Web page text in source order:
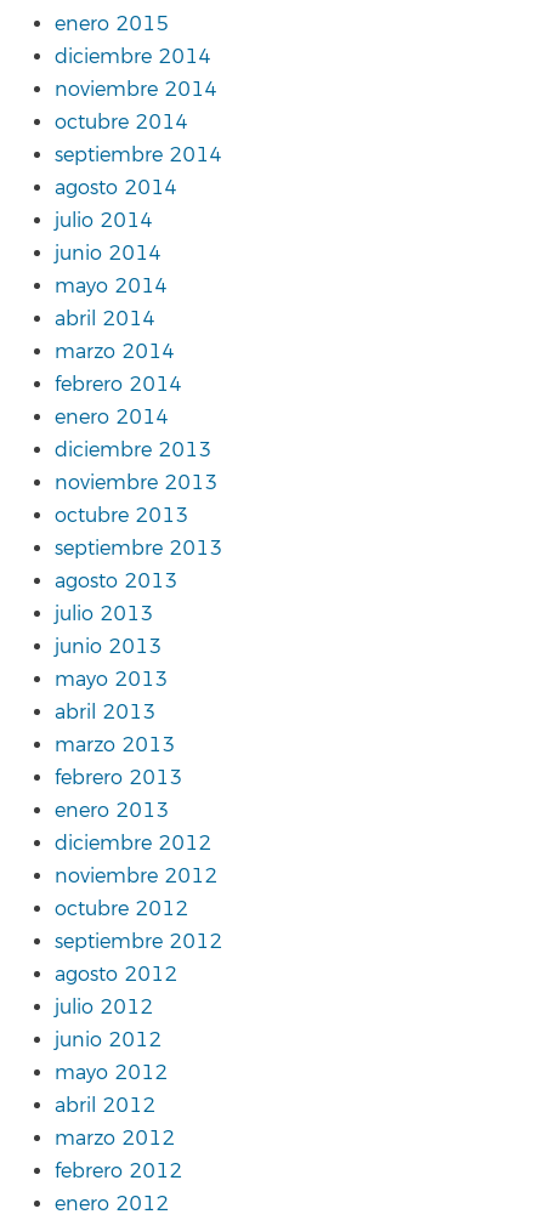
enero 2015
diciembre 2014
noviembre 2014
octubre 2014
septiembre 2014
agosto 2014
julio 2014
junio 2014
mayo 2014
abril 2014
marzo 2014
febrero 2014
enero 2014
diciembre 2013
noviembre 2013
octubre 2013
septiembre 2013
agosto 2013
julio 2013
junio 2013
mayo 2013
abril 2013
marzo 2013
febrero 2013
enero 2013
diciembre 2012
noviembre 2012
octubre 2012
septiembre 2012
agosto 2012
julio 2012
junio 2012
mayo 2012
abril 2012
marzo 2012
febrero 2012
enero 2012